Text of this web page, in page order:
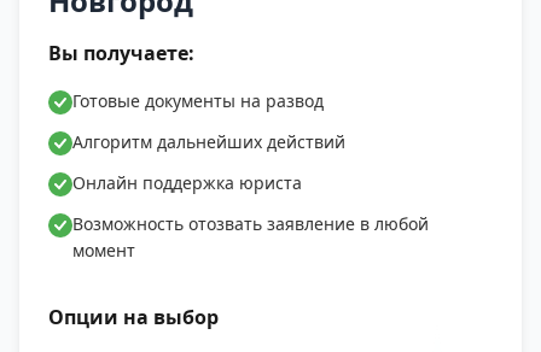
Вы получаете:
Готовые документы на развод
Алгоритм дальнейших действий
Онлайн поддержка юриста
Возможность отозвать заявление в любой
момент
Опции на выбор